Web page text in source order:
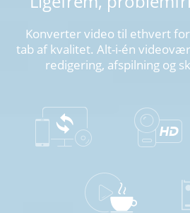
Konverter video til ethvert
tab af kvalitet. Alt-i-én
redigering, afspilning og